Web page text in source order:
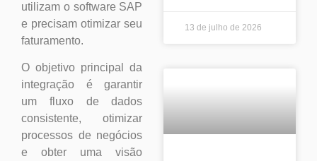
utilizam o software SAP
e precisam otimizar seu
faturamento.
O objetivo principal da
integração é garantir
um fluxo de dados
consistente, otimizar
processos de negócios
e obter uma visão
13 de julho de 2026